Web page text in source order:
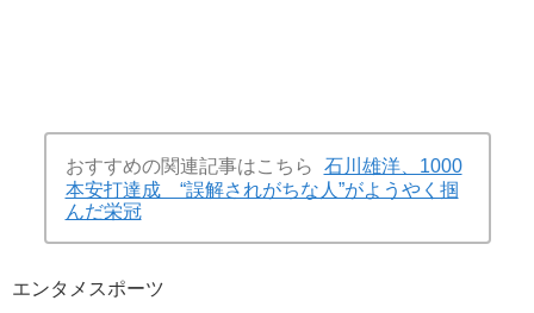
おすすめの関連記事はこちら
石川雄洋、1000
本安打達成 “誤解されがちな人”がようやく掴
んだ栄冠
エンタメ スポーツ